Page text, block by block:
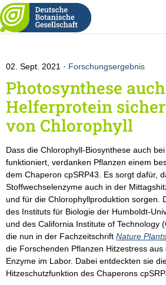
Botanik #35 (2021)
02. Sept. 2021 Forschungsergebnis
Photosynthese
Helferprotein
von Chlorophyll
Dass die Chlorophyll-Biosynthese auch
funktioniert, verdanken Pflanzen einem
dem Chaperon cpSRP43. Es sorgt dafür,
Stoffwechselenzyme auch in der
und für die Chlorophyllproduktion sorgen.
des Instituts für Biologie der Humboldt-
und des California Institute of Technology
die nun in der Fachzeitschrift Nature Plants
die Forschenden Pflanzen Hitzestress aus
Enzyme im Labor. Dabei entdeckten sie
Hitzeschutzfunktion des Chaperons